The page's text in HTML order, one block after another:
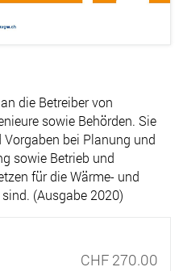
die Betreiber von
sowie Behörden. Sie
bei Planung und
sowie Betrieb und
für die Wärme- und
(Ausgabe 2020)
CHF 270.00